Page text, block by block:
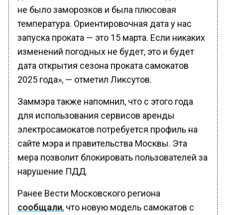
не было заморозков и была плюсовая
температура. Ориентировочная дата у нас
запуска проката — это 15 марта. Если никаких
изменений погодных не будет, это и будет
дата открытия сезона проката самокатов
2025 года», — отметил Ликсутов.
Заммэра также напомнил, что с этого года
для использования сервисов аренды
электросамокатов потребуется профиль на
сайте мэра и правительства Москвы. Эта
мера позволит блокировать пользователей за
нарушение ПДД.
Ранее Вести Московского региона
сообщали, что новую модель самокатов с